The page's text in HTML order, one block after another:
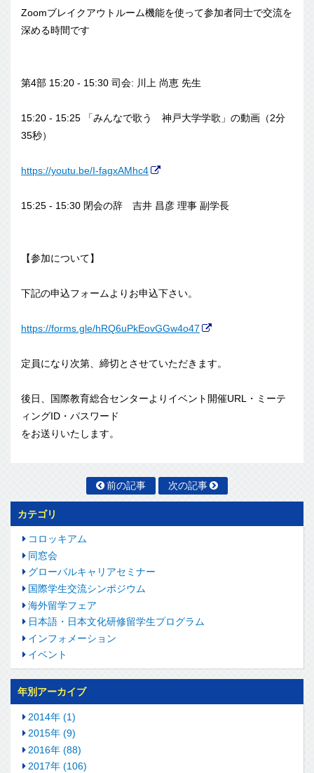
Zoomブレイクアウトルーム機能を使って参加者同士で交流を
深める時間です
第4部 15:20 - 15:30 司会: 川上 尚恵 先生
15:20 - 15:25 「みんなで歌う 神戸大学学歌」の動画（2分
35秒）
https://youtu.be/I-fagxAMhc4
15:25 - 15:30 閉会の辞 吉井 昌彦 理事 副学長
【参加について】
下記の申込フォームよりお申込下さい。
https://forms.gle/hRQ6uPkEovGGw4o47
定員になり次第、締切とさせていただきます。
後日、国際教育総合センターよりイベント開催URL・ミーテ
ィングID・パスワード
をお送りいたします。
前の記事 次の記事
カテゴリ
コロッキアム
同窓会
グローバルキャリアセミナー
国際学生交流シンポジウム
海外留学フェア
日本語・日本文化研修留学生プログラム
インフォメーション
イベント
年別アーカイブ
2014年 (1)
2015年 (9)
2016年 (88)
2017年 (106)